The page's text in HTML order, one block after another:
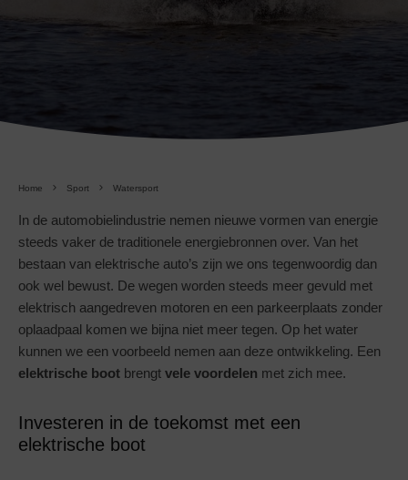
Home Sport Watersport
In de automobielindustrie nemen nieuwe vormen van energie
steeds vaker de traditionele energiebronnen over. Van het
bestaan van elektrische auto’s zijn we ons tegenwoordig dan
ook wel bewust. De wegen worden steeds meer gevuld met
elektrisch aangedreven motoren en een parkeerplaats zonder
oplaadpaal komen we bijna niet meer tegen. Op het water
kunnen we een voorbeeld nemen aan deze ontwikkeling. Een
elektrische boot brengt vele voordelen met zich mee.
Investeren in de toekomst met een
elektrische boot